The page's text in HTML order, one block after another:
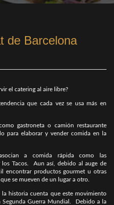
de Barcelona
el catering al aire libre?
que cada vez se usa más en
gastroneta o camión restaurante
para elaborar y vender comida en la
a comida rápida como las
los Tacos. Aun así, debido al auge de
encontrar productos gourmet u otras
se mueven de un lugar a otro.
historia cuenta que este movimiento
Guerra Mundial. Debido a la